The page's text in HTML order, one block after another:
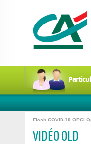
Flash COVID-19 OPCI
VIDÉO OLD